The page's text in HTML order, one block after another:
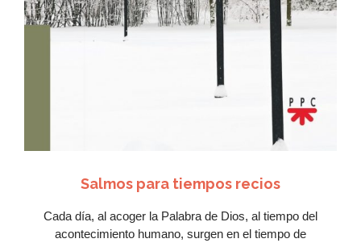
Salmos para tiempos recios
Cada día, al acoger la Palabra de Dios, al tiempo del
acontecimiento humano, surgen en el tiempo de
Ver Más
encanta